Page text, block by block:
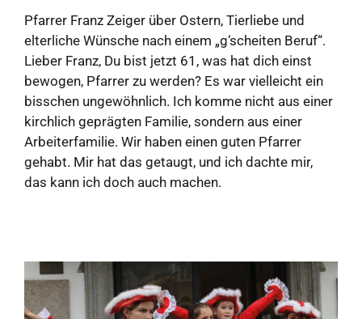
Pfarrer Franz Zeiger über Ostern, Tierliebe und
elterliche Wünsche nach einem „g‘scheiten Beruf“.
Lieber Franz, Du bist jetzt 61, was hat dich einst
bewogen, Pfarrer zu werden? Es war vielleicht ein
bisschen ungewöhnlich. Ich komme nicht aus einer
kirchlich geprägten Familie, sondern aus einer
Arbeiterfamilie. Wir haben einen guten Pfarrer
gehabt. Mir hat das getaugt, und ich dachte mir,
das kann ich doch auch machen.